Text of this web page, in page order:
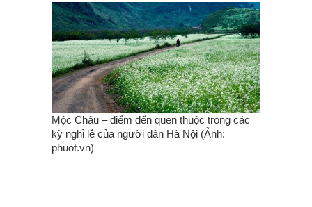
Mộc Châu – điểm đến quen thuộc trong các
kỳ nghỉ lễ của người dân Hà Nội (Ảnh:
phuot.vn)